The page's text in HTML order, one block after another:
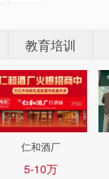
教育培训
仁和酒厂
5-10万